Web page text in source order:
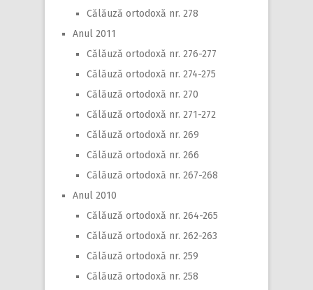
Călăuză ortodoxă nr. 278
Anul 2011
Călăuză ortodoxă nr. 276-277
Călăuză ortodoxă nr. 274-275
Călăuză ortodoxă nr. 270
Călăuză ortodoxă nr. 271-272
Călăuză ortodoxă nr. 269
Călăuză ortodoxă nr. 266
Călăuză ortodoxă nr. 267-268
Anul 2010
Călăuză ortodoxă nr. 264-265
Călăuză ortodoxă nr. 262-263
Călăuză ortodoxă nr. 259
Călăuză ortodoxă nr. 258